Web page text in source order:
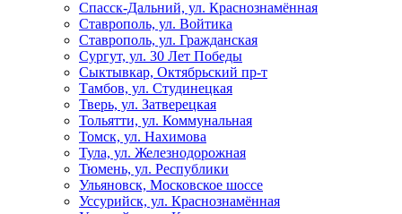
Спасск-Дальний, ул. Краснознамённая
Ставрополь, ул. Войтика
Ставрополь, ул. Гражданская
Сургут, ул. 30 Лет Победы
Сыктывкар, Октябрьский пр-т
Тамбов, ул. Студинецкая
Тверь, ул. Затверецкая
Тольятти, ул. Коммунальная
Томск, ул. Нахимова
Тула, ул. Железнодорожная
Тюмень, ул. Республики
Ульяновск, Московское шоссе
Уссурийск, ул. Краснознамённая